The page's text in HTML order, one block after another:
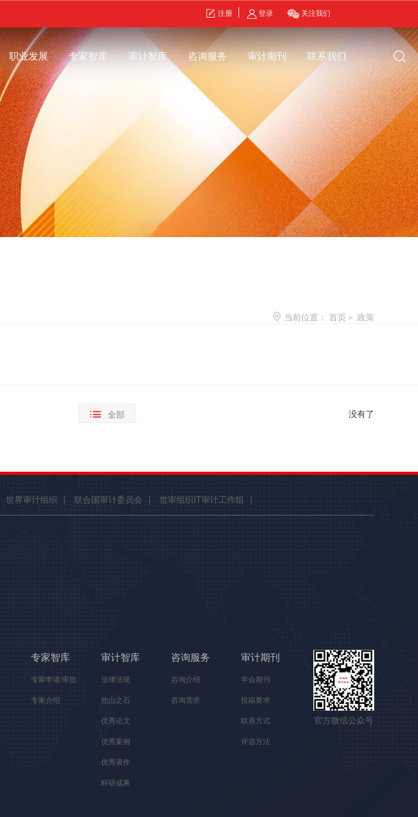
注册 登录 关注我们
职业发展 专家智库 审计智库 咨询服务 审计期刊 联系我们
当前位置： 首页＞ 政策
全部 没有了
世界审计组织 | 联合国审计委员会 | 世审组织IT审计工作组 |
专家智库
专家申请/审批
专家介绍
审计智库
法律法规
他山之石
优秀论文
优秀案例
优秀著作
科研成果
咨询服务
咨询介绍
咨询需求
审计期刊
学会期刊
投稿要求
联系方式
评选方法
官方微信公众号